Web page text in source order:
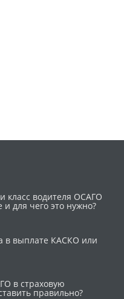
класс водителя ОСАГО
и для чего это нужно?
в выплате КАСКО или
в страховую
правильно?